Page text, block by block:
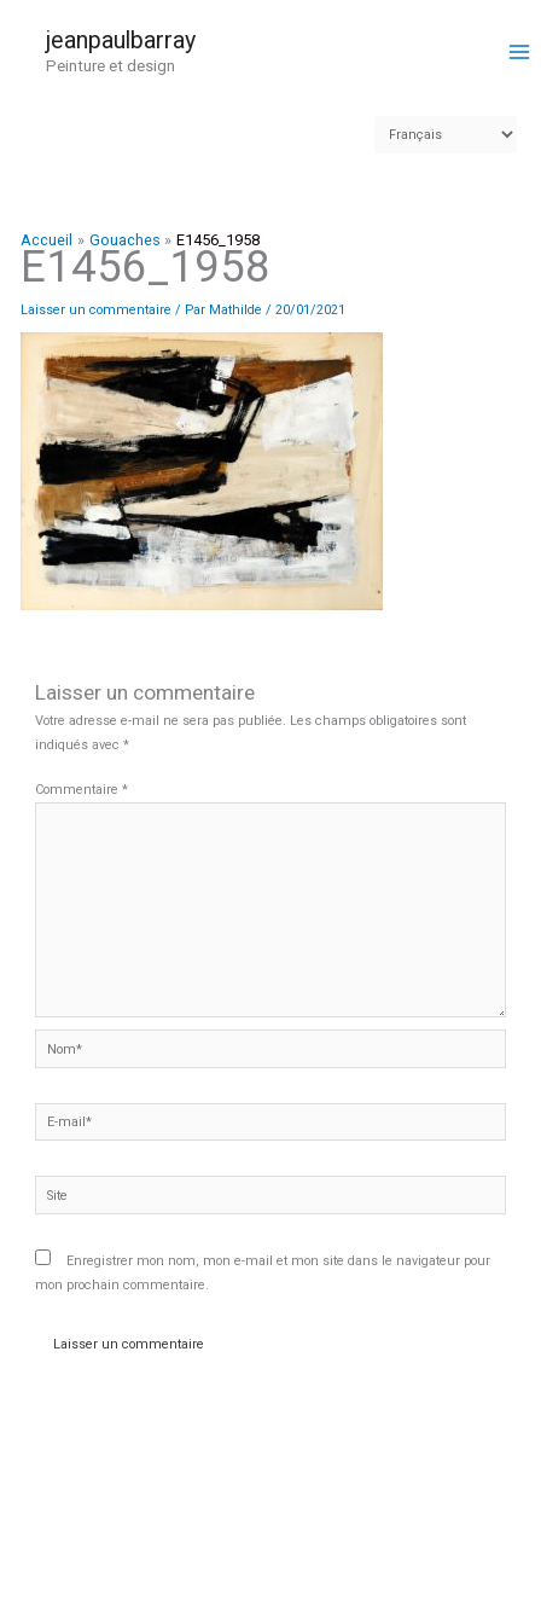
contenu
jeanpaulbarray
Peinture et design
Accueil Gouaches E1456_1958
E1456_1958
Laisser un commentaire / Par Mathilde / 20/01/2021
Laisser un commentaire
Votre adresse e-mail ne sera pas publiée. Les champs obligatoires sont
indiqués avec*
Commentaire*
mail*
Enregistrer mon nom, mon e-mail et mon site dans le navigateur pour
mon prochain commentaire.